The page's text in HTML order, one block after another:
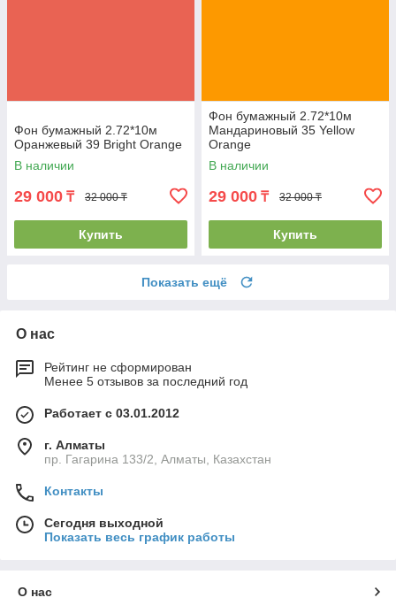
Фон бумажный 2.72*10м
Оранжевый 39 Bright Orange
В наличии
29 000 ₸ 32 000 ₸
Купить
Фон бумажный 2.72*10м
Мандариновый 35 Yellow
Orange
В наличии
29 000 ₸ 32 000 ₸
Купить
Показать ещё
О нас
Рейтинг не сформирован
Менее 5 отзывов за последний год
Работает с 03.01.2012
г. Алматы
пр. Гагарина 133/2, Алматы, Казахстан
Контакты
Сегодня выходной
Показать весь график работы
О нас